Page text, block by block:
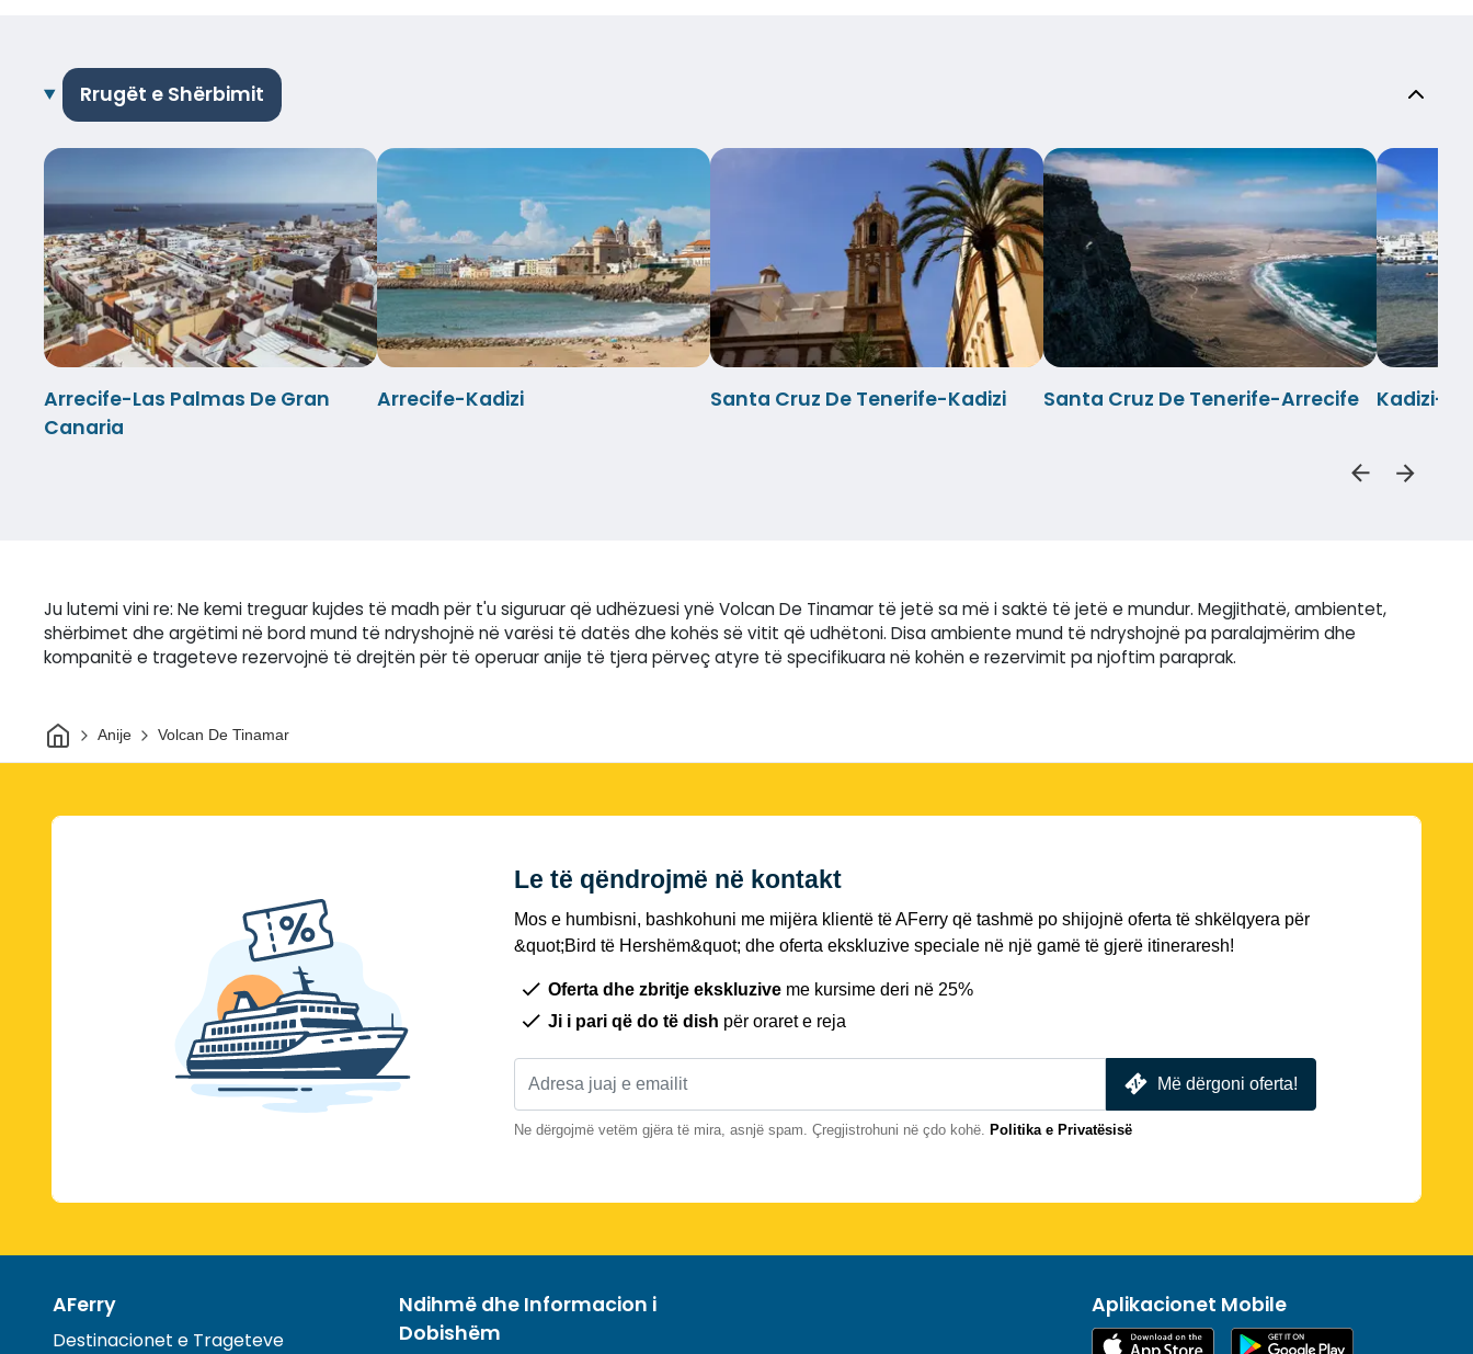
Rrugët e Shërbimit
Arrecife-Las Palmas De Gran
Canaria
Arrecife-Kadizi Santa Cruz De Tenerife-Kadizi Santa Cruz De Tenerife-Arrecife Kadizi-
Ju lutemi vini re: Ne kemi treguar kujdes të madh për t'u siguruar që udhëzuesi ynë Volcan De Tinamar të jetë sa më i saktë të jetë e mundur. Megjithatë, ambientet,
shërbimet dhe argëtimi në bord mund të ndryshojnë në varësi të datës dhe kohës së vitit që udhëtoni. Disa ambiente mund të ndryshojnë pa paralajmërim dhe
kompanitë e trageteve rezervojnë të drejtën për të operuar anije të tjera përveç atyre të specifikuara në kohën e rezervimit pa njoftim paraprak.
ShtëpiAnije Volcan De Tinamar
Le të qëndrojmë në kontakt
Mos e humbisni, bashkohuni me mijëra klientë të AFerry që tashmë po shijojnë oferta të shkëlqyera për
&quot;Bird të Hershëm&quot; dhe oferta ekskluzive speciale në një gamë të gjerë itineraresh!
Oferta dhe zbritje ekskluzive me kursime deri në 25%
Ji i pari që do të dish për oraret e reja
Më dërgoni oferta!
Ne dërgojmë vetëm gjëra të mira, asnjë spam. Çregjistrohuni në çdo kohë. Politika e Privatësisë
AFerry
Destinacionet e Trageteve
Ndihmë dhe Informacion i
Dobishëm
Aplikacionet Mobile